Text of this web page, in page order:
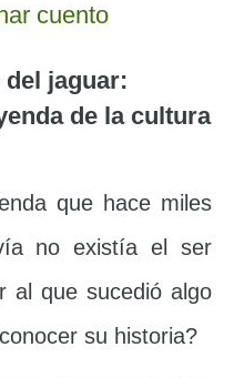
cuento
del jaguar:
de la cultura
que hace miles
no existía el ser
al que sucedió algo
su historia?